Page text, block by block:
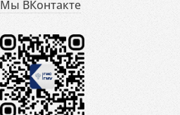
Мы ВКонтакте